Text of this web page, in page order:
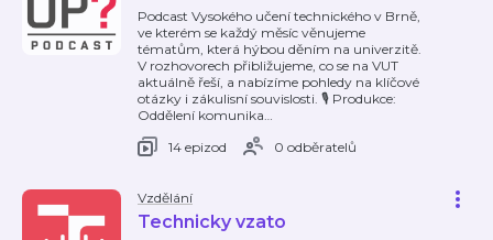
Podcast Vysokého učení technického v Brně,
ve kterém se každý měsíc věnujeme
tématům, která hýbou děním na univerzitě.
V rozhovorech přibližujeme, co se na VUT
aktuálně řeší, a nabízíme pohledy na klíčové
otázky i zákulisní souvislosti. 🎙️ Produkce:
Oddělení komunika…
14 epizod
0 odběratelů
Vzdělání
Technicky vzato